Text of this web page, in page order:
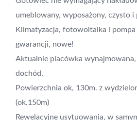
umeblowany, wyposażony, czysto i
Klimatyzacja, fotowoltaika i pompa
gwarancji, nowe!
Aktualnie placówka wynajmowana,
dochód.
Powierzchnia ok, 130m. z
(ok.150m)
Rewelacyjne usytuowania, w